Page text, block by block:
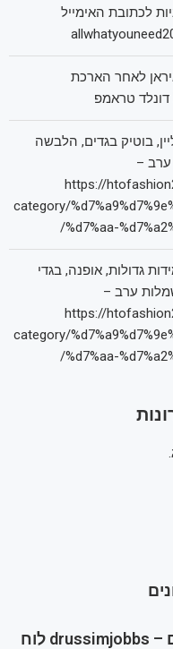
לכתובת האימייל
לאחר הארכת
טראמפ
בוטיק בגדים, הלבשה
–
https://
category/
%d7%aa-
גדולות, אופנה, בגדי
ערב –
https://
category/
%d7%aa-
דרושים נהגים – drussimjobbs לוח